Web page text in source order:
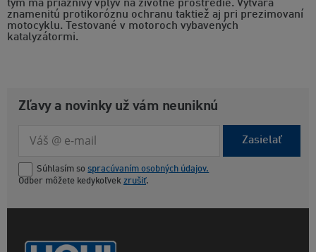
tým má priaznivý vplyv na životné prostredie. Vytvára
znamenitú protikoróznu ochranu taktiež aj pri prezimovaní
motocyklu. Testované v motoroch vybavených
katalyzátormi.
Zľavy a novinky už vám neuniknú
Zasielať
Súhlasím so spracúvaním osobných údajov.
Odber môžete kedykoľvek zrušiť.